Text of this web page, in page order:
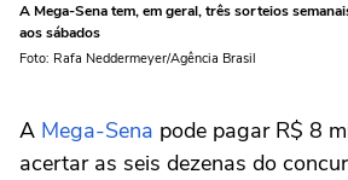
A Mega-Sena tem, em geral, três sorteios
aos sábados
Foto: Rafa Neddermeyer/Agência Brasil
A Mega-Sena pode pagar R$ 8
acertar as seis dezenas do